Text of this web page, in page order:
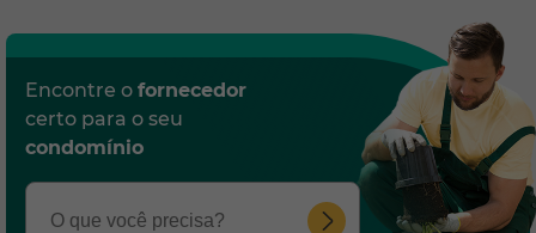
Encontre o fornecedor
certo para o seu
condomínio